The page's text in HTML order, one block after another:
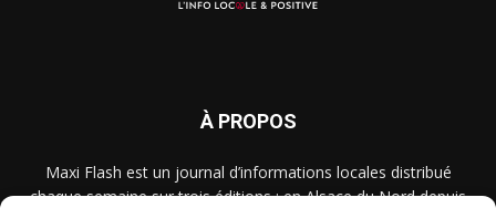
À PROPOS
Maxi Flash est un journal d’informations locales distribué
chaque semaine sur trois éditions : en Alsace du Nord depuis